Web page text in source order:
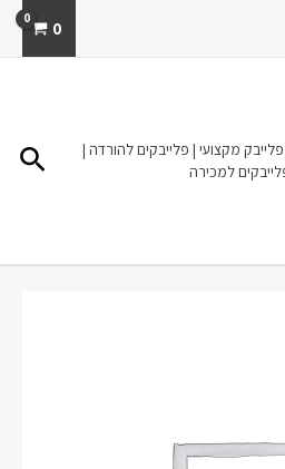
0
מקצועי | פלייבקים להורדה |
למכירה